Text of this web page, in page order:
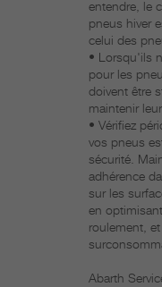
entendre, le
pneus hiver
celui des
• Lorsqu'ils
pour les
doivent être
maintenir
• Vérifiez
vos pneus
sécurité.
adhérence
sur les
en
roulement,
Abarth